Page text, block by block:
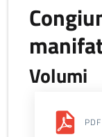
Volumi
PDF